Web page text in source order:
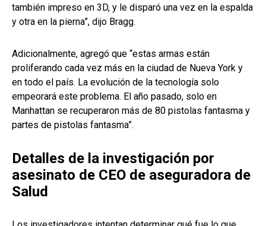
también impreso en 3D, y le disparó una vez en la espalda
y otra en la pierna”, dijo Bragg.
Adicionalmente, agregó que “estas armas están
proliferando cada vez más en la ciudad de Nueva York y
en todo el país. La evolución de la tecnología solo
empeorará este problema. El año pasado, solo en
Manhattan se recuperaron más de 80 pistolas fantasma y
partes de pistolas fantasma”.
Detalles de la investigación por
asesinato de CEO de aseguradora de
Salud